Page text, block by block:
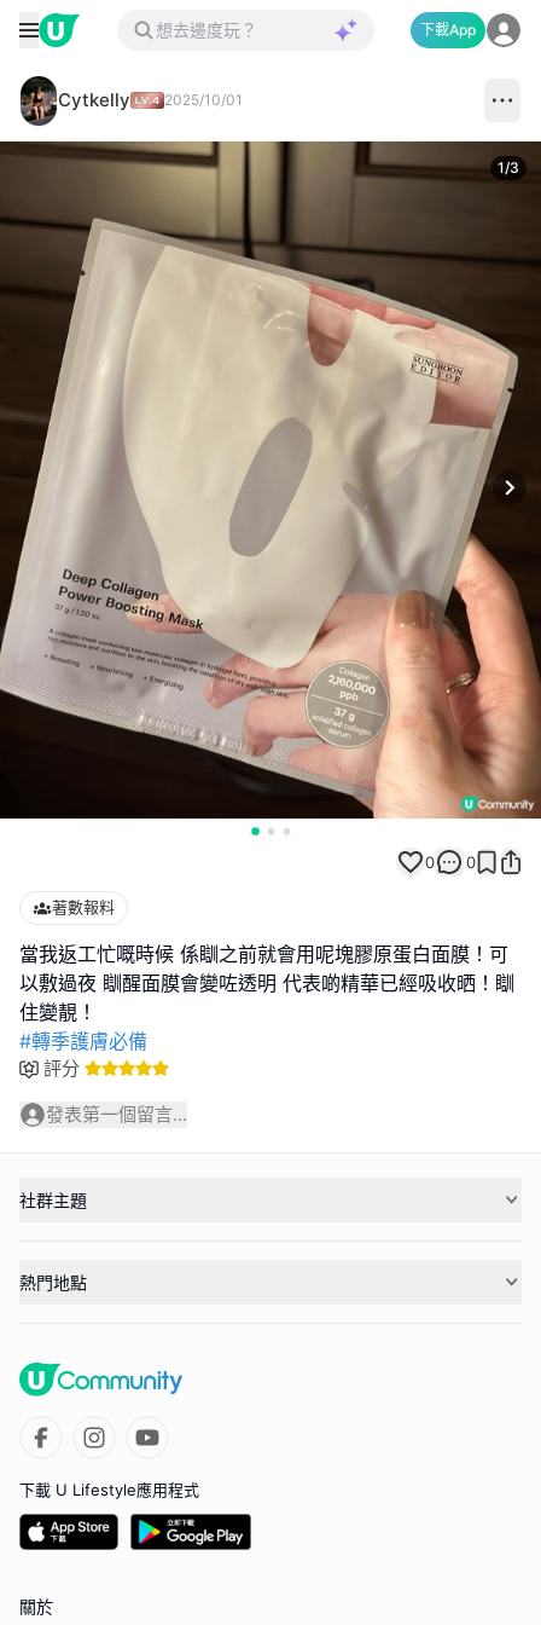
下載App
Cytkelly 2025/10/01
1/3
0 0
著數報料
當我返工忙嘅時候 係瞓之前就會用呢塊膠原蛋白面膜！可
以敷過夜 瞓醒面膜會變咗透明 代表啲精華已經吸收晒！瞓
#轉季護膚必備
評分
發表第一個留言...
社群主題
熱門地點
下載 U Lifestyle應用程式
關於